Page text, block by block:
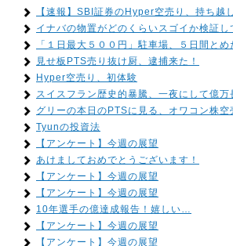
【速報】SBI証券のHyper空売り、持ち越
イナバの物置がどのくらいスゴイか検証し
「１日最大５００円」駐車場、５日間と
見せ板PTS売り抜け厨、逮捕来た！
Hyper空売り、初体験
スイスフラン歴史的暴騰、一夜にして億
グリーの本日のPTSに見る、オワコン株空
Tyunの投資法
【アンケート】今週の展望
あけましておめでとうございます！
【アンケート】今週の展望
【アンケート】今週の展望
10年選手の億達成報告！嬉しい…
【アンケート】今週の展望
【アンケート】今週の展望